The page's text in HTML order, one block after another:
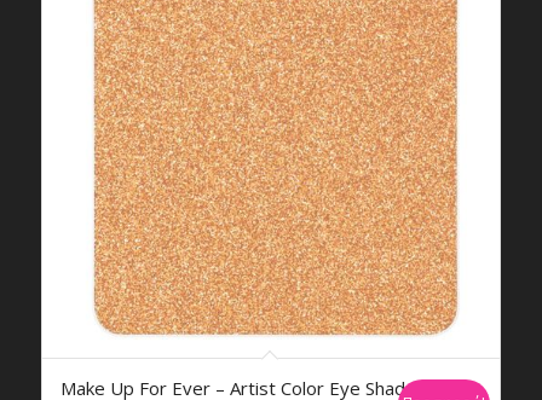
Make Up For Ever – Artist Color Eye Shadow